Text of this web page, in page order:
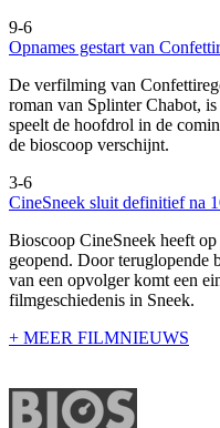
9-6
Opnames gestart van
De verfilming van
roman van Splinter Chabot,
speelt de hoofdrol in de
de bioscoop verschijnt.
3-6
CineSneek sluit definitief na
Bioscoop CineSneek heeft
geopend. Door teruglopende
van een opvolger komt een
filmgeschiedenis in Sneek.
+ MEER FILMNIEUWS